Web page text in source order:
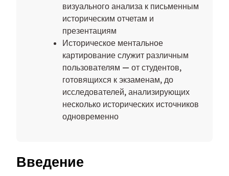
визуального анализа к письменным
историческим отчетам и
презентациям
Историческое ментальное
картирование служит различным
пользователям — от студентов,
готовящихся к экзаменам, до
исследователей, анализирующих
несколько исторических источников
одновременно
Введение